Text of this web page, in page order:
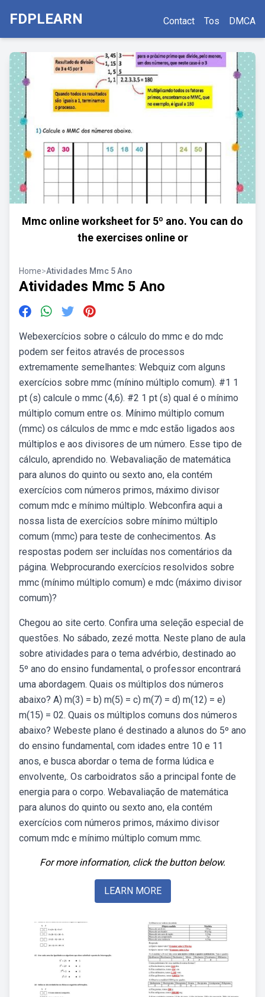
FDPLEARN Contact Tos DMCA
Mmc online worksheet for 5º ano. You can do
the exercises online or
Home>Atividades Mmc 5 Ano
Atividades Mmc 5 Ano
Webexercícios sobre o cálculo do mmc e do mdc
podem ser feitos através de processos
extremamente semelhantes: Webquiz com alguns
exercícios sobre mmc (mínino múltiplo comum). #1 1
pt (s) calcule o mmc (4,6). #2 1 pt (s) qual é o mínimo
múltiplo comum entre os. Mínimo múltiplo comum
(mmc) os cálculos de mmc e mdc estão ligados aos
múltiplos e aos divisores de um número. Esse tipo de
cálculo, aprendido no. Webavaliação de matemática
para alunos do quinto ou sexto ano, ela contém
exercícios com números primos, máximo divisor
comum mdc e mínimo múltiplo. Webconfira aqui a
nossa lista de exercícios sobre mínimo múltiplo
comum (mmc) para teste de conhecimentos. As
respostas podem ser incluídas nos comentários da
página. Webprocurando exercícios resolvidos sobre
mmc (mínimo múltiplo comum) e mdc (máximo divisor
comum)?
Chegou ao site certo. Confira uma seleção especial de
questões. No sábado, zezé motta. Neste plano de aula
sobre atividades para o tema advérbio, destinado ao
5º ano do ensino fundamental, o professor encontrará
uma abordagem. Quais os múltiplos dos números
abaixo? A) m(3) = b) m(5) = c) m(7) = d) m(12) = e)
m(15) = 02. Quais os múltiplos comuns dos números
abaixo? Webeste plano é destinado a alunos do 5º ano
do ensino fundamental, com idades entre 10 e 11
anos, e busca abordar o tema de forma lúdica e
envolvente,. Os carboidratos são a principal fonte de
energia para o corpo. Webavaliação de matemática
para alunos do quinto ou sexto ano, ela contém
exercícios com números primos, máximo divisor
comum mdc e mínimo múltiplo comum mmc.
For more information, click the button below.
LEARN MORE